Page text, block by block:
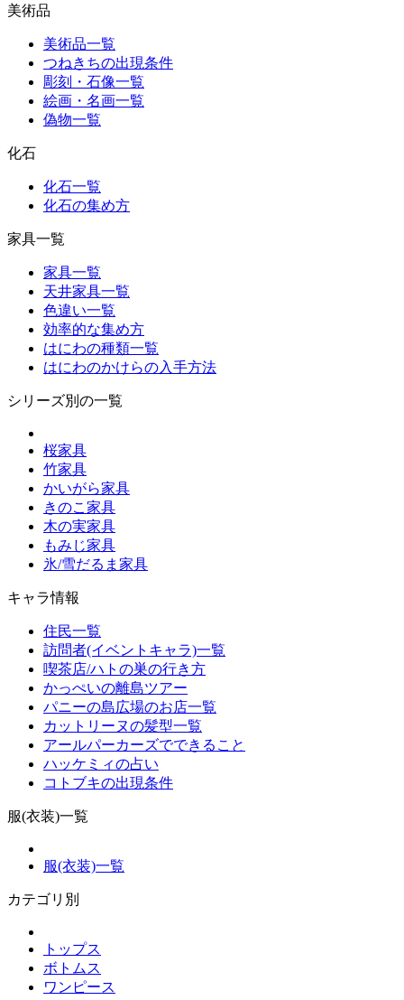
美術品
美術品一覧
つねきちの出現条件
彫刻・石像一覧
絵画・名画一覧
偽物一覧
化石
化石一覧
化石の集め方
家具一覧
家具一覧
天井家具一覧
色違い一覧
効率的な集め方
はにわの種類一覧
はにわのかけらの入手方法
シリーズ別の一覧
桜家具
竹家具
かいがら家具
きのこ家具
木の実家具
もみじ家具
氷/雪だるま家具
キャラ情報
住民一覧
訪問者(イベントキャラ)一覧
喫茶店/ハトの巣の行き方
かっぺいの離島ツアー
パニーの島広場のお店一覧
カットリーヌの髪型一覧
アールパーカーズでできること
ハッケミィの占い
コトブキの出現条件
服(衣装)一覧
服(衣装)一覧
カテゴリ別
トップス
ボトムス
ワンピース